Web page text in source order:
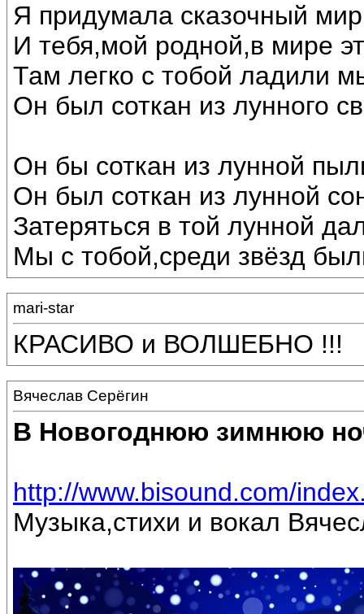
Я придумала сказочный
И тебя,мой родной,в мире
Там легко с тобой ладили
Он был соткан из лунного
Он бы соткан из лунной
Он был соткан из лунной
Затеряться в той лунной
Мы с тобой,среди звёзд
mari-star
КРАСИВО и ВОЛШЕБНО !!!
Вячеслав Серёгин
В Новогоднюю зимнюю
http://www.bisound.com/
Музыка,стихи и вокал